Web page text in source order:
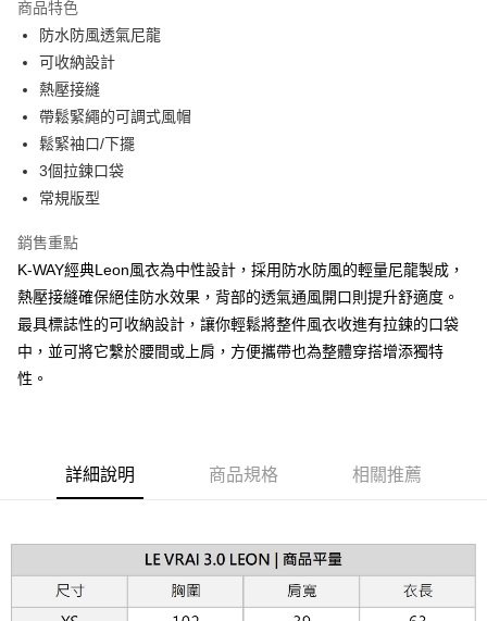
合作金庫商業銀行
華南商業銀行
上海商業儲蓄銀行
國泰世華商業銀行
臺灣中小企業銀行
匯豐（台灣）商業銀行
聯邦商業銀行
元大商業銀行
玉山商業銀行
台灣樂天信用卡公司
LINE Pay
Apple Pay
街口支付
悠遊付
相關說明
【關於「AFTEE先享後付」】
AFTEE先享後付是「在收到商品之後才付款」的支付方式。 讓您購物簡單
便利好安心！
１．簡單：不需註冊會員、不需綁卡、不需儲值。
２．便利：只要手機號碼，簡訊認證，即可結帳。
３．安心：先確認商品／服務後，再付款。
２．訂單成立數日內，您將收到繳費通知簡訊。
購買商品的店家。未經商家同意取消之訂單仍視為有效，需透過AFTEE先享
※ 交易是否成功請以「AFTEE先享後付 」之結帳頁面顯示為準，若有關於
是否繳費成功／繳費後需取消欲退款等相關疑問，請聯繫「AFTEE先享後付
ATM付款
運送方式
黑貓宅急便配送到府
商品特色
防水防風透氣尼龍
可收納設計
熱壓接縫
帶鬆緊繩的可調式風帽
鬆緊袖口/下擺
3個拉鍊口袋
常規版型
銷售重點
K-WAY經典Leon風衣為中性設計，採用防水防風的輕量尼龍製成，
熱壓接縫確保絕佳防水效果，背部的透氣通風開口則提升舒適度。
最具標誌性的可收納設計，讓你輕鬆將整件風衣收進有拉鍊的口袋
中，並可將它繫於腰間或上肩，方便攜帶也為整體穿搭增添獨特
性。
詳細說明 商品規格 相關推薦